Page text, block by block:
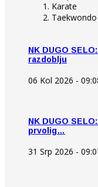
Karate
Taekwondo
NK DUGO
razdoblju
06 Kol 2026 -
NK DUGO
prvolig…
31 Srp 2026 -